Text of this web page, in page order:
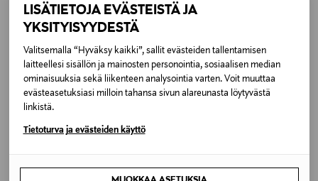
LISÄTIETOJA EVÄSTEISTÄ JA
YKSITYISYYDESTÄ
Valitsemalla “Hyväksy kaikki”, sallit evästeiden tallentamisen
laitteellesi sisällön ja mainosten personointia, sosiaalisen median
ominaisuuksia sekä liikenteen analysointia varten. Voit muuttaa
evästeasetuksiasi milloin tahansa sivun alareunasta löytyvästä
linkistä.
Tietoturva ja evästeiden käyttö
Valmistaja
Kartell S.p.A.
Valmistajan osoite
VIA DELLE INDUSTRIE 1, I-20082, NOVIGLIO, ITALY
Digitaalinen osoite
LISÄÄ KIINNOSTAVIA
TUOTTEITA